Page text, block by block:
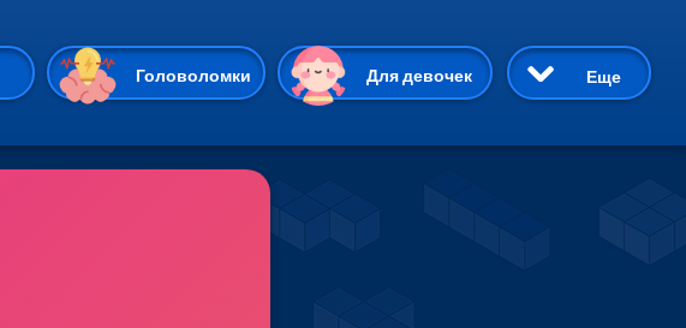
Головоломки Для девочек
3D Приключения
Еще